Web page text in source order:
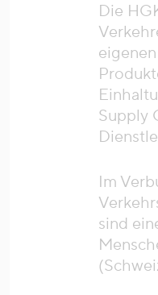
Die
Supply
Im
sind